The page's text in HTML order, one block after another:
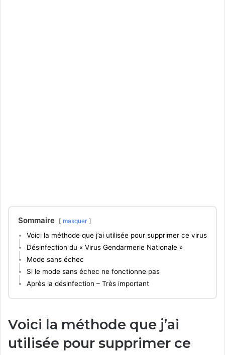
Sommaire masquer
Voici la méthode que j’ai utilisée pour supprimer ce virus
Désinfection du « Virus Gendarmerie Nationale »
Mode sans échec
Si le mode sans échec ne fonctionne pas
Après la désinfection – Très important
Voici la méthode que j’ai
utilisée pour supprimer ce